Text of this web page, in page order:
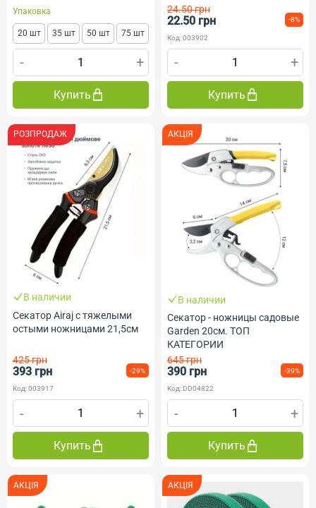
Упаковка
20 шт 35 шт 50 шт 75 шт
- +
Купить
24.50 грн
22.50 грн -8%
Код: 003902
- +
Купить
РОЗПРОДАЖ
В наличии
Секатор Airaj с тяжелыми
остыми ножницами 21,5см
425 грн
393 грн -29%
Код: 003917
- +
Купить
АКЦІЯ
В наличии
Секатор - ножницы садовые
Garden 20см. ТОП
КАТЕГОРИИ
645 грн
390 грн -39%
Код: DD04822
- +
Купить
АКЦІЯ АКЦІЯ